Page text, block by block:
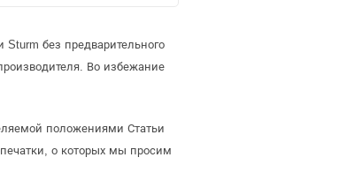
без предварительного
Во избежание
положениями Статьи
о которых мы просим